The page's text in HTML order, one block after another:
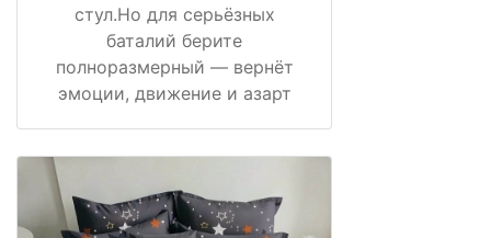
стул.Но для серьёзных
баталий берите
полноразмерный — вернёт
эмоции, движение и азарт